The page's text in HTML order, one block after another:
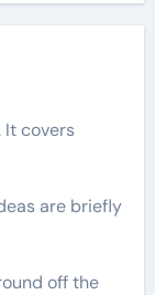
It covers
are briefly
off the